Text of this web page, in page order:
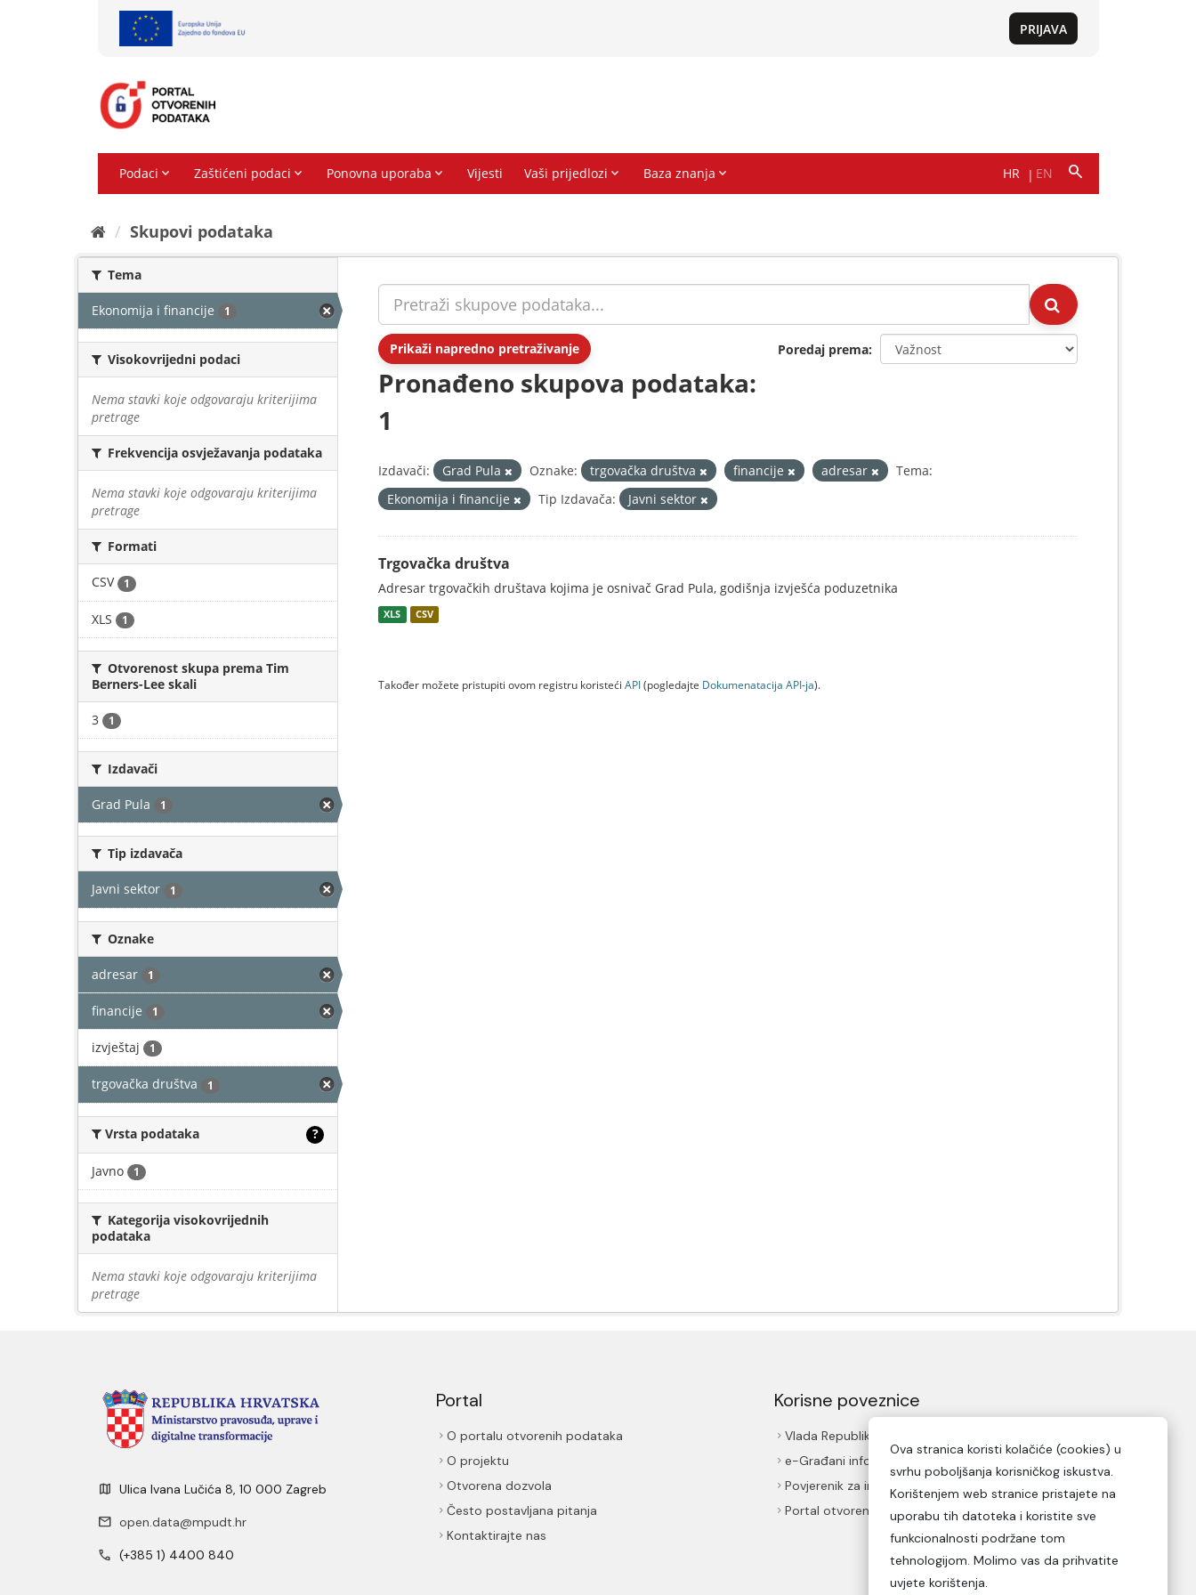
Skupovi podаtаkа
Tema
Ekonomija i financije 1
Visokovrijedni podaci
Nema stavki koje odgovaraju kriterijima
pretrage
Frekvencija osvježavanja podataka
Nema stavki koje odgovaraju kriterijima
pretrage
Formati
CSV 1
XLS 1
Otvorenost skupa prema Tim
Berners-Lee skali
3 1
Izdavači
Grad Pula 1
Tip izdavača
Javni sektor 1
Oznake
adresar 1
financije 1
izvještaj 1
trgovačka društva 1
Vrsta podataka ?
Javno 1
Kategorija visokovrijednih
podataka
Nema stavki koje odgovaraju kriterijima
pretrage
Prikaži napredno pretraživanje Poredaj prema
Pronađeno skupova podataka:
1
Izdavači: Grad Pula Oznake: trgovačka društva financije adresar
Tema:
Ekonomija i financije
Tip Izdavača: Javni sektor
Trgovačka društva
Adresar trgovačkih društava kojima je osnivač Grad Pula, godišnja izvješća poduzetnika
XLS CSV
Također možete pristupiti ovom registru koristeći API(pogledajte Dokumenаtаcijа API-jа).